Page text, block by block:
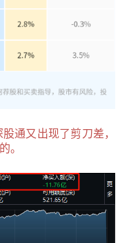
通又出现了剪刀差，
。